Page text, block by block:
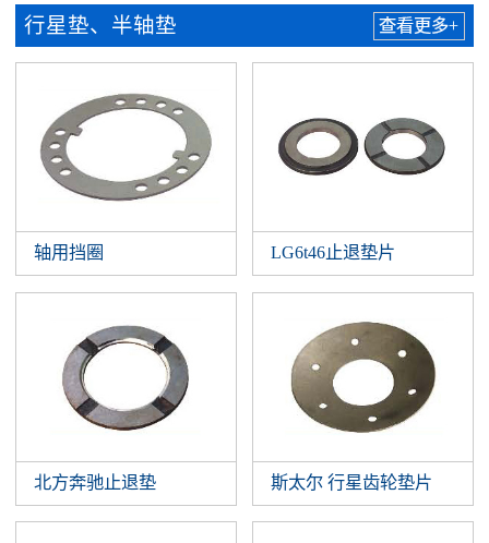
行星垫、半轴垫 查看更多+
轴用挡圈 LG6t46止退垫片
北方奔驰止退垫 斯太尔 行星齿轮垫片